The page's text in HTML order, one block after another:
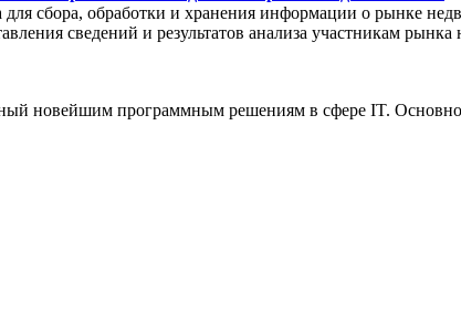
сбора, обработки и хранения информации о рынке
сведений и результатов анализа участникам
новейшим программным решениям в сфере IT.